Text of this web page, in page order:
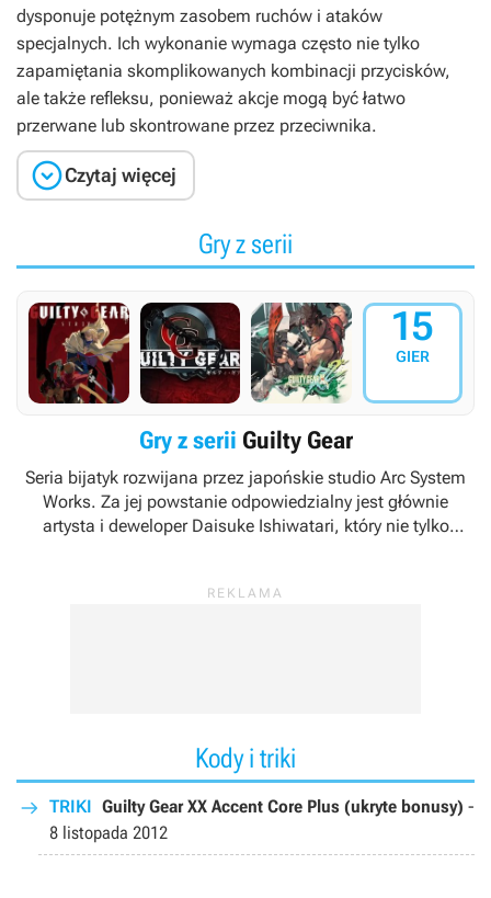
dysponuje potężnym zasobem ruchów i ataków
specjalnych. Ich wykonanie wymaga często nie tylko
zapamiętania skomplikowanych kombinacji przycisków,
ale także refleksu, ponieważ akcje mogą być łatwo
przerwane lub skontrowane przez przeciwnika.
Czytaj więcej
Gry z serii
15
GIER
Gry z serii Guilty Gear
Seria bijatyk rozwijana przez japońskie studio Arc System
Works. Za jej powstanie odpowiedzialny jest głównie
artysta i deweloper Daisuke Ishiwatari, który nie tylko
głos pod kilka kluczowych postaci.
Kody i triki
TRIKI Guilty Gear XX Accent Core Plus (ukryte bonusy) -
8 listopada 2012